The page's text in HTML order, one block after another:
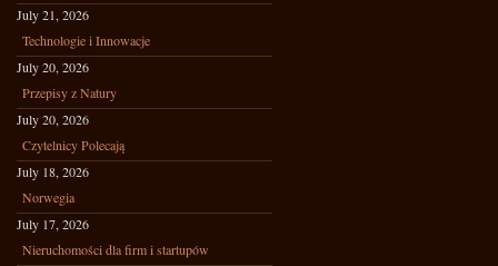
July 21, 2026
Technologie i Innowacje
July 20, 2026
Przepisy z Natury
July 20, 2026
Czytelnicy Polecają
July 18, 2026
Norwegia
July 17, 2026
Nieruchomości dla firm i startupów